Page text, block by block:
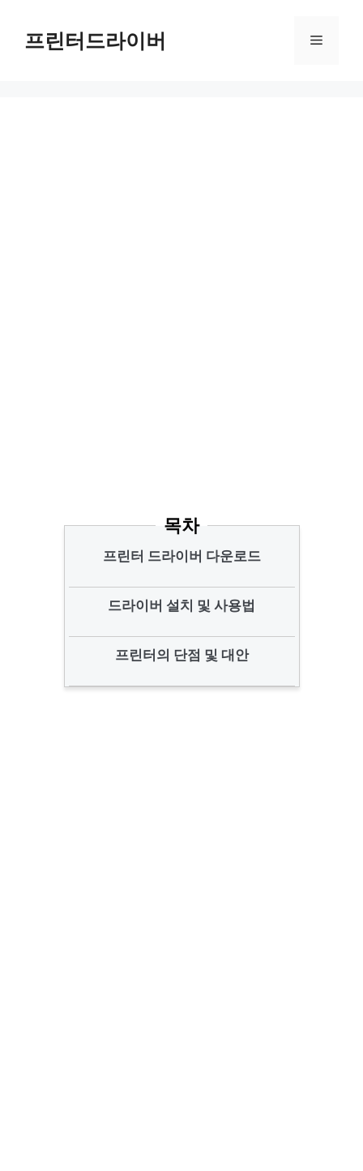
content프린터드라이버 Menu
목차
프린터 드라이버 다운로드
드라이버 설치 및 사용법
프린터의 단점 및 대안